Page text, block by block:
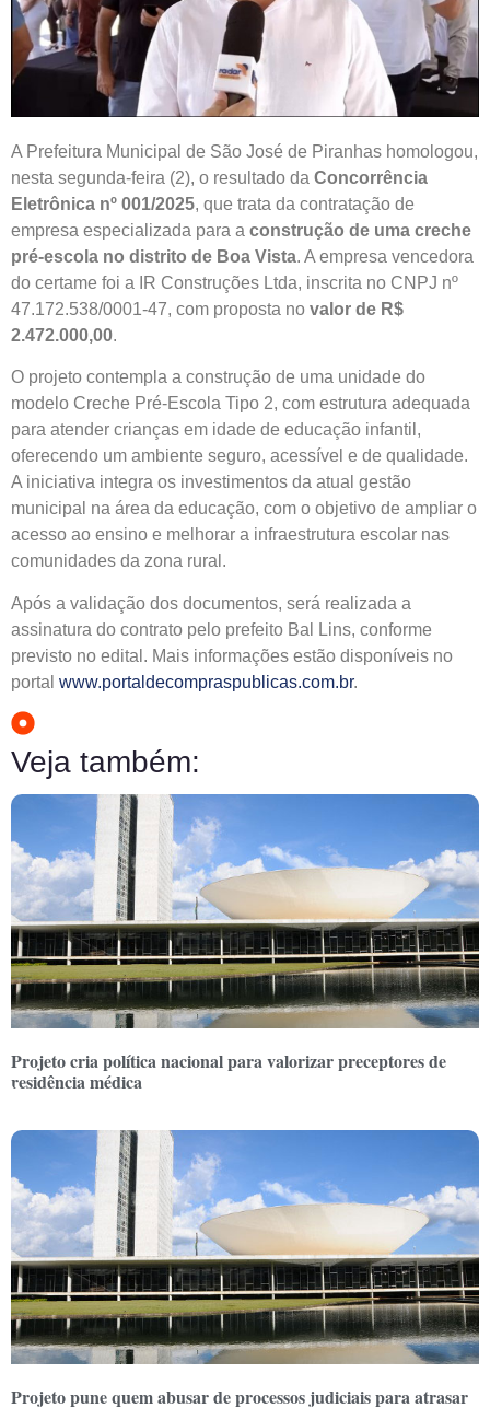
A Prefeitura Municipal de São José de Piranhas homologou,
nesta segunda-feira (2), o resultado da Concorrência
Eletrônica nº 001/2025, que trata da contratação de
empresa especializada para a construção de uma creche
pré-escola no distrito de Boa Vista. A empresa vencedora
do certame foi a IR Construções Ltda, inscrita no CNPJ nº
47.172.538/0001-47, com proposta no valor de R$
2.472.000,00.
O projeto contempla a construção de uma unidade do
modelo Creche Pré-Escola Tipo 2, com estrutura adequada
para atender crianças em idade de educação infantil,
oferecendo um ambiente seguro, acessível e de qualidade.
A iniciativa integra os investimentos da atual gestão
municipal na área da educação, com o objetivo de ampliar o
acesso ao ensino e melhorar a infraestrutura escolar nas
comunidades da zona rural.
Após a validação dos documentos, será realizada a
assinatura do contrato pelo prefeito Bal Lins, conforme
previsto no edital. Mais informações estão disponíveis no
portal www.portaldecompraspublicas.com.br.
Veja também:
Projeto cria política nacional para valorizar preceptores de
residência médica
Projeto pune quem abusar de processos judiciais para atrasar